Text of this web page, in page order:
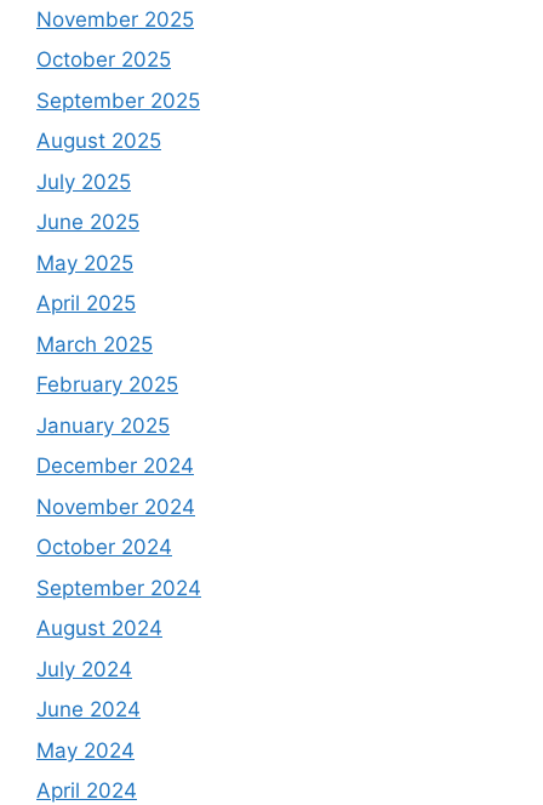
November 2025
October 2025
September 2025
August 2025
July 2025
June 2025
May 2025
April 2025
March 2025
February 2025
January 2025
December 2024
November 2024
October 2024
September 2024
August 2024
July 2024
June 2024
May 2024
April 2024